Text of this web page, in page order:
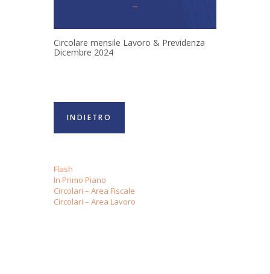
Circolare mensile Lavoro & Previdenza
Dicembre 2024
INDIETRO
Flash
In Primo Piano
Circolari – Area Fiscale
Circolari – Area Lavoro